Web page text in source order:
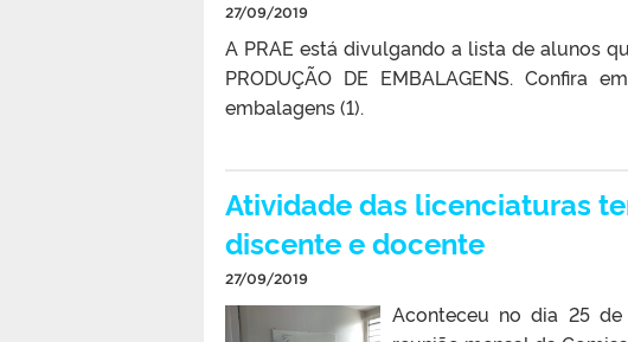
27/09/2019
A PRAE está divulgando a lista de alunos
PRODUÇÃO DE EMBALAGENS.
embalagens (1).
Atividade das licenciaturas
discente e docente
27/09/2019
Aconteceu no dia 25